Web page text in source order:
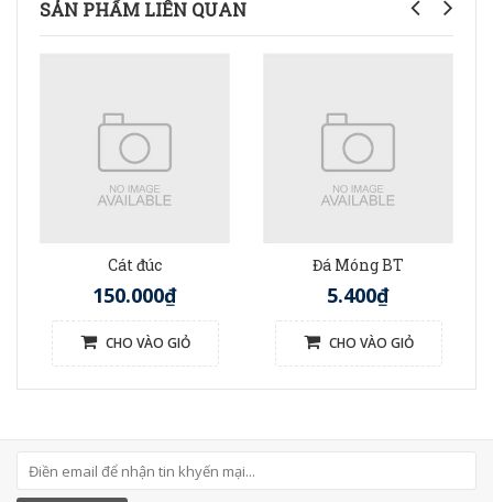
SẢN PHẨM LIÊN QUAN
Cát đúc
150.000₫
CHO VÀO GIỎ
Đá Móng BT
5.400₫
CHO VÀO GIỎ